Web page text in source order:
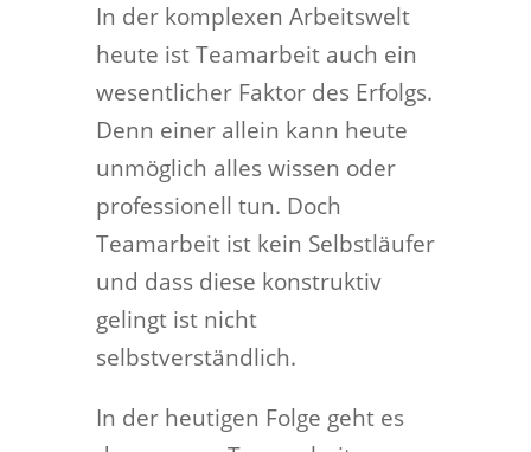
In der komplexen Arbeitswelt
heute ist Teamarbeit auch ein
wesentlicher Faktor des Erfolgs.
Denn einer allein kann heute
unmöglich alles wissen oder
professionell tun. Doch
Teamarbeit ist kein Selbstläufer
und dass diese konstruktiv
gelingt ist nicht
selbstverständlich.
In der heutigen Folge geht es